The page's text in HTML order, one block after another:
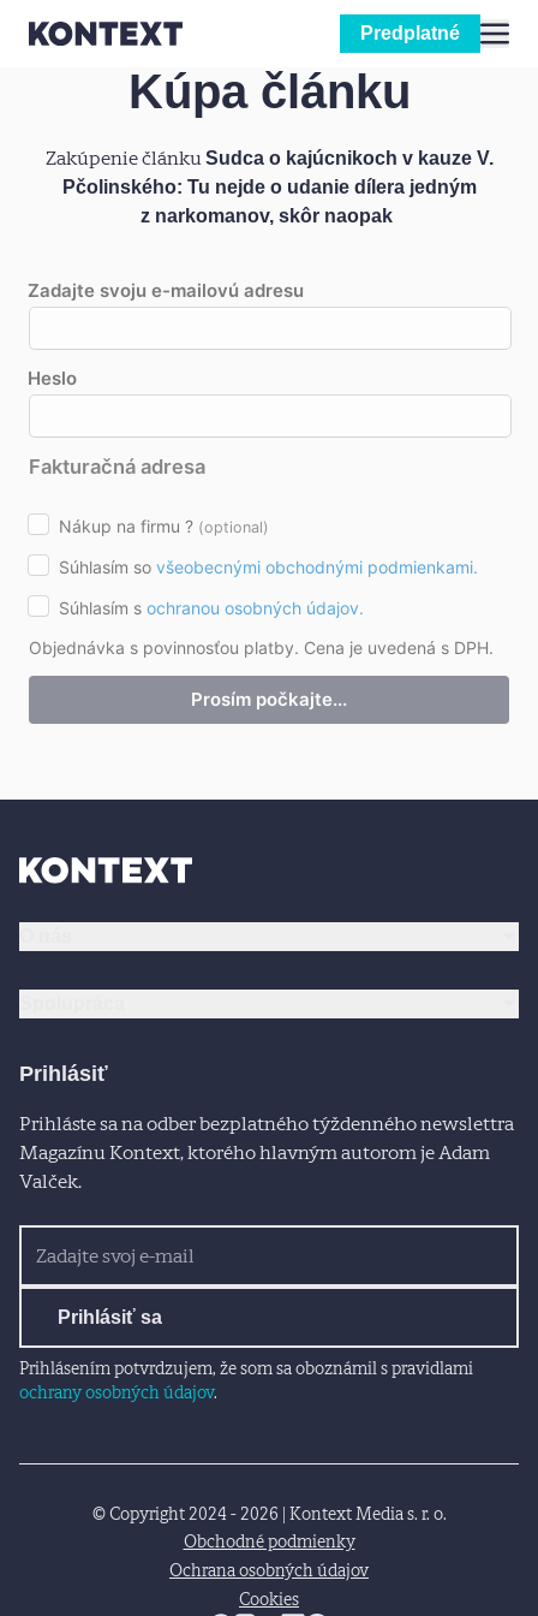
Predplatné
Kúpa článku
Zakúpenie článkuSudca o kajúcnikoch v kauze V.
Pčolinského: Tu nejde o udanie dílera jedným
z narkomanov, skôr naopak
Zadajte svoju e-mailovú adresu
Heslo
Fakturačná adresa
Nákup na firmu ? (optional)
Súhlasím so všeobecnými obchodnými podmienkami.
Súhlasím s ochranou osobných údajov.
Objednávka s povinnosťou platby. Cena je uvedená s DPH.
Prosím počkajte...
Prihlásiť
Prihláste sa na odber bezplatného týždenného newslettra
Magazínu Kontext, ktorého hlavným autorom je Adam
Valček.
Prihlásiť sa
Prihlásením potvrdzujem, že som sa oboznámil s pravidlami
ochrany osobných údajov.
© Copyright 2024 - 2026 | Kontext Media s. r. o.
Obchodné podmienky
Ochrana osobných údajov
Cookies